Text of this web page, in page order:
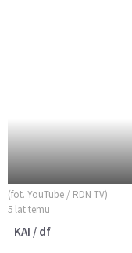
(fot. YouTube / RDN TV)
5 lat temu
KAI / df